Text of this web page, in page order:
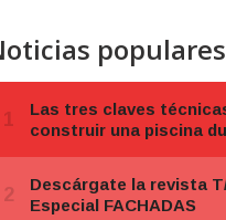
populares